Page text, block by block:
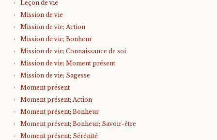
Leçon de vie
Mission de vie
Mission de vie; Action
Mission de vie; Bonheur
Mission de vie; Connaissance de soi
Mission de vie; Moment présent
Mission de vie; Sagesse
Moment présent
Moment présent; Action
Moment présent; Bonheur
Moment présent; Bonheur; Savoir-être
Moment présent; Sérénité